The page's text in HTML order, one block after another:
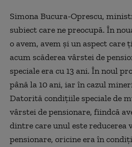
Simona Bucura-Oprescu,
subiect care ne preocupă. În
o avem, avem și un aspect care
acum scăderea vârstei de
speciale era cu 13 ani. În noul
până la 10 ani, iar în cazul
Datorită condițiile speciale de
vârstei de pensionare, fiindcă
dintre care unul este reducerea
pensionare, oricine era în